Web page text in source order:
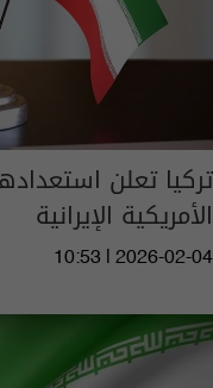
تركيا تعلن
الأمريكية الإيرانية
10:53 | 2026-02-04